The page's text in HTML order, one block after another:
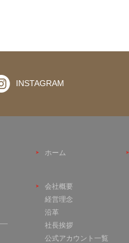
INSTAGRAM
ホーム
会社概要
経営理念
沿革
社長挨拶
公式アカウント一覧